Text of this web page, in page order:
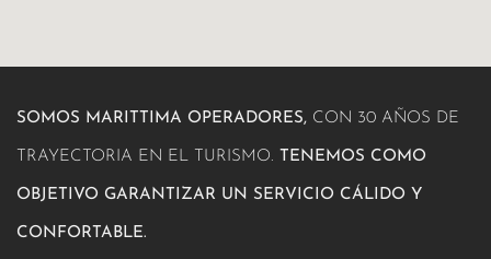
SOMOS MARITTIMA OPERADORES, CON 30 AÑOS DE
TRAYECTORIA EN EL TURISMO. TENEMOS COMO
OBJETIVO GARANTIZAR UN SERVICIO CÁLIDO Y
CONFORTABLE.